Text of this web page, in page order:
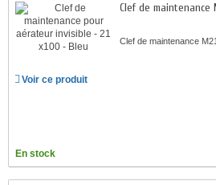
Clef de maintenance
Clef de maintenance
Voir ce produit
En stock